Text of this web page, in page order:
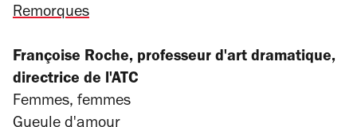
Remorques
Françoise Roche, professeur d'art dramatique,
directrice de l'ATC
Femmes, femmes